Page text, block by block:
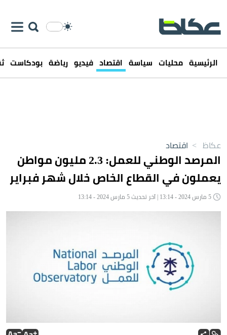
الرئيسية محليات سياسة اقتصاد فيديو رياضة بودكاست
عكاظ > اقتصاد
المرصد الوطني للعمل: 2.3 مليون مواطن
يعملون في القطاع الخاص خلال شهر فبراير